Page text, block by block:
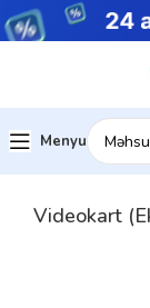
Menyu
Videokart